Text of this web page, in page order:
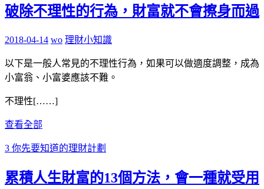
破除不理性的行為，財富就不會擦身而過
2018-04-14 wo 理財小知識
以下是一般人常見的不理性行為，如果可以做適度調整，成為
小富翁、小富婆應該不難。
不理性[……]
查看全部
3 你先要知道的理財計劃
累積人生財富的13個方法，會一種就受用